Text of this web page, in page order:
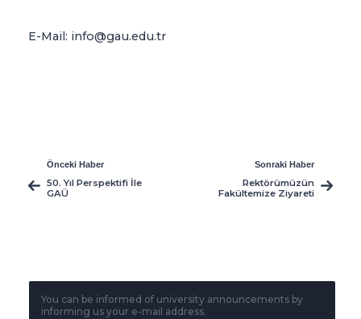
E-Mail: info@gau.edu.tr
Önceki Haber
50. Yıl Perspektifi İle
GAÜ
Sonraki Haber
Rektörümüzün
Fakültemize Ziyareti
You can be informed of university announcements by
informing us your e-mail address.